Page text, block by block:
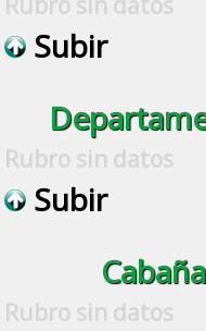
Subir
Rubro sin datos
Subir
Rubro sin datos